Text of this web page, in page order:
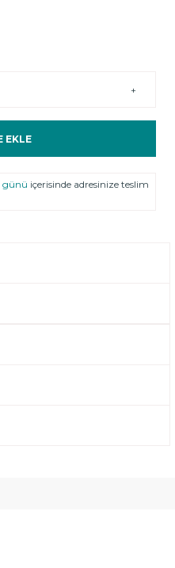
+
EKLE
günü içerisinde adresinize teslim